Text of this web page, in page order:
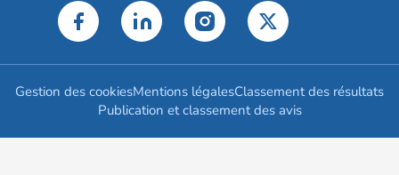
Gestion des cookiesMentions légalesClassement des résultats
Publication et classement des avis